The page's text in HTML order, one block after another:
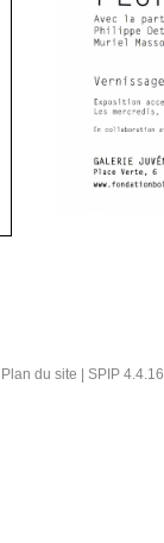
Plan du site SPIP 4.4.16